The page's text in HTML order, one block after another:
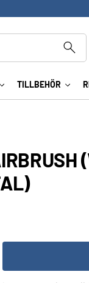
TILLBEHÖR